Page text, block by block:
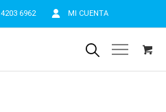
4203 6962 MI CUENTA